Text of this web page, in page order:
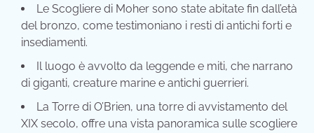
Le Scogliere di Moher sono state abitate fin dall’età
del bronzo, come testimoniano i resti di antichi forti e
insediamenti.
Il luogo è avvolto da leggende e miti, che narrano
di giganti, creature marine e antichi guerrieri.
La Torre di O’Brien, una torre di avvistamento del
XIX secolo, offre una vista panoramica sulle scogliere